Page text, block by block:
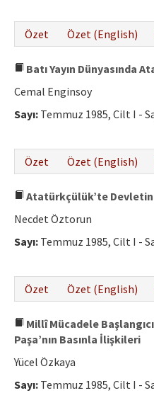
Özet
Özet (English)
Batı Yayın Dünyasında
Cemal Enginsoy
Sayı: Temmuz 1985, Cilt I -
Özet
Özet (English)
Atatürkçülük’te
Necdet Öztorun
Sayı: Temmuz 1985, Cilt I -
Özet
Özet (English)
Millî Mücadele
Paşa’nın Basınla İlişkileri
Yücel Özkaya
Sayı: Temmuz 1985, Cilt I -